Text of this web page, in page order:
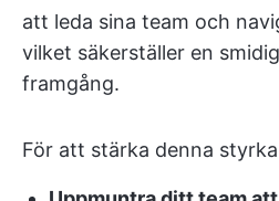
att leda sina team och
vilket säkerställer en
framgång.
För att stärka denna